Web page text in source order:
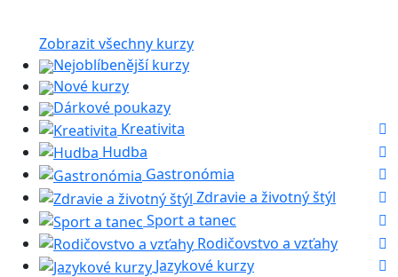
Zobrazit všechny kurzy
Nejoblíbenější kurzy
Nové kurzy
Dárkové poukazy
Kreativita
Hudba
Gastronómia
Zdravie a životný štýl
Sport a tanec
Rodičovstvo a vzťahy
Jazykové kurzy